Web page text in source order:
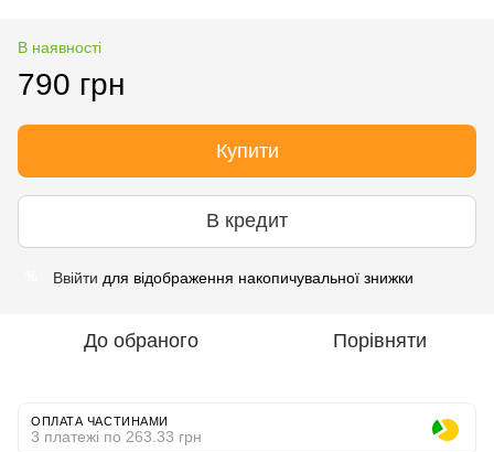
В наявності
790 грн
Купити
В кредит
Ввійти для відображення накопичувальної знижки
До обраного Порівняти
ОПЛАТА ЧАСТИНАМИ
3 платежі по 263.33 грн